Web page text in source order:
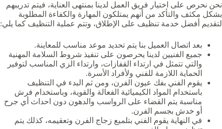
نحن نحرص على اختيار فريق العمل لدينا بمنتهى العناية، فيتم تدريبهم
بشكل مكثف والتأكد من أنهم يمتلكون المهارة والكفاءة المطلوبة
لتقديم أفضل خدمة تنظيف على الإطلاق، وتتم عملية التنظيف كما يلي:
بعد اتصال العميل بنا يتم تحديد موعد مناسب للمعاينة.
جميع الفنيين لدينا يحرصون على تنفيذ شروط السلامة المهنية
والتي تتمثل في ارتداء القفازات، وارتداء الزي المناسب لتوفير
الحماية اللازمة للفني ولأفراد الأسرة.
يقوم الفني بفك عيون الفرن، ومن ثم البدء في التنظيف
باستخدام المواد الكيميائية الفعالة والقوية، وباستخدام فرش
مناسبة يتم القضاء على الرواسب والدهون دون احداث أي جرح
أو خدش بجسم الفرن.
في النهاية يقوم الفني بتلميع زجاج الفرن وتعقيمه، كذلك يتم